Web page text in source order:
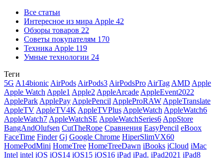
Все статьи
Интересное из мира Apple 42
Обзоры товаров 22
Советы покупателям 170
Техника Apple 119
Умные технологии 24
Теги
5G A14bionic AirPods AirPods3 AirPodsPro AirTag AMD Apple
Apple Watch Apple1 Apple2 AppleArcade AppleEvent2022
ApplePark ApplePay ApplePencil AppleProRAW AppleTranslate
AppleTV AppleTV4K AppleTVPlus AppleWatch AppleWatch6
AppleWatch7 AppleWatchSE AppleWatchSeries6 AppStore
BangAndOlufsen CutTheRope Cравнения EasyPencil eBoox
FaceTime Finder Gj Google Chrome HiperSlimVX60
HomePodMini HomeTree HomeTreeDawn iBooks iCloud iMac
Intel intel iOS iOS14 iOS15 iOS16 iPad iPad. iPad2021 iPad8